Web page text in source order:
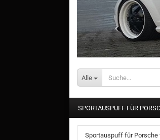
Alle
SPORTAUSPUFF FÜR
Sportauspuff für Porsche